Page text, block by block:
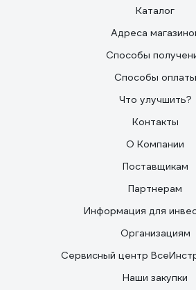
Каталог
Адреса
Способы
Способы оплаты
Что улучшить?
Контакты
О Компании
Поставщикам
Партнерам
Информация для
Организациям
Сервисный центр
Наши закупки